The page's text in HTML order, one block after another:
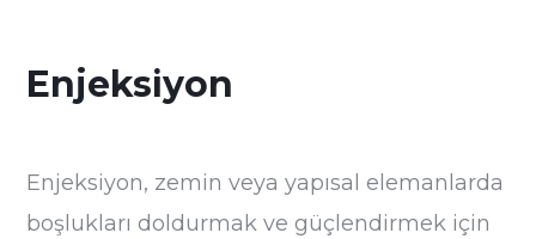
Enjeksiyon
Enjeksiyon, zemin veya yapısal elemanlarda
boşlukları doldurmak ve güçlendirmek için